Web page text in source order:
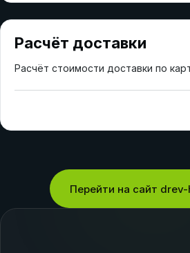
Расчёт доставки
Расчёт стоимости доставки по
Перейти на сайт drev-